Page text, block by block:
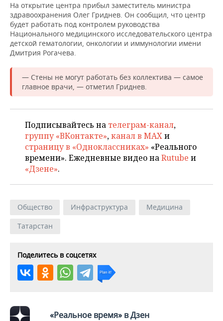
КИБЕРСПОРТ
ФИГУРНОЕ КАТАНИЕ
ВОДНЫЕ ВИДЫ СПОРТА
ХОККЕЙ С МЯЧОМ
КУЛЬТУРА
МЕДИЦИНА
ОБРАЗОВАНИЕ
ПРОИСШЕСТВИЯ
СПИСОК КОМПАНИЙ
На открытие центра прибыл заместитель министра
здравоохранения Олег Гриднев. Он сообщил, что центр
будет работать под контролем руководства
Национального медицинского исследовательского центра
детской гематологии, онкологии и иммунологии имени
Дмитрия Рогачева.
— Стены не могут работать без коллектива — самое
главное врачи, — отметил Гриднев.
Подписывайтесь на телеграм-канал,
группу «ВКонтакте»,канал в MAXи
страницу в «Одноклассниках» «Реального
времени». Ежедневные видео наRutube и
«Дзене».
Общество Инфраструктура
Медицина
Татарстан
Поделитесь в соцсетях
«Реальное время» в Дзен